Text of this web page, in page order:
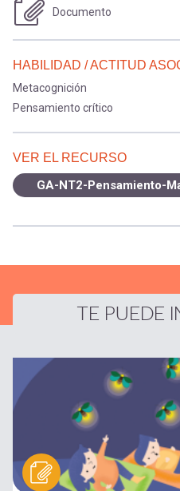
Documento
HABILIDAD / ACTITUD
Metacognición
Pensamiento crítico
VER EL RECURSO
TE PUEDE